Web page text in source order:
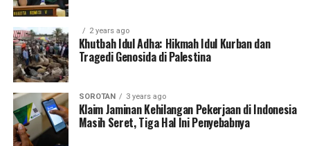
2 years ago
Khutbah Idul Adha: Hikmah Idul Kurban dan
Tragedi Genosida di Palestina
SOROTAN 3 years ago
Klaim Jaminan Kehilangan Pekerjaan di Indonesia
Masih Seret, Tiga Hal Ini Penyebabnya